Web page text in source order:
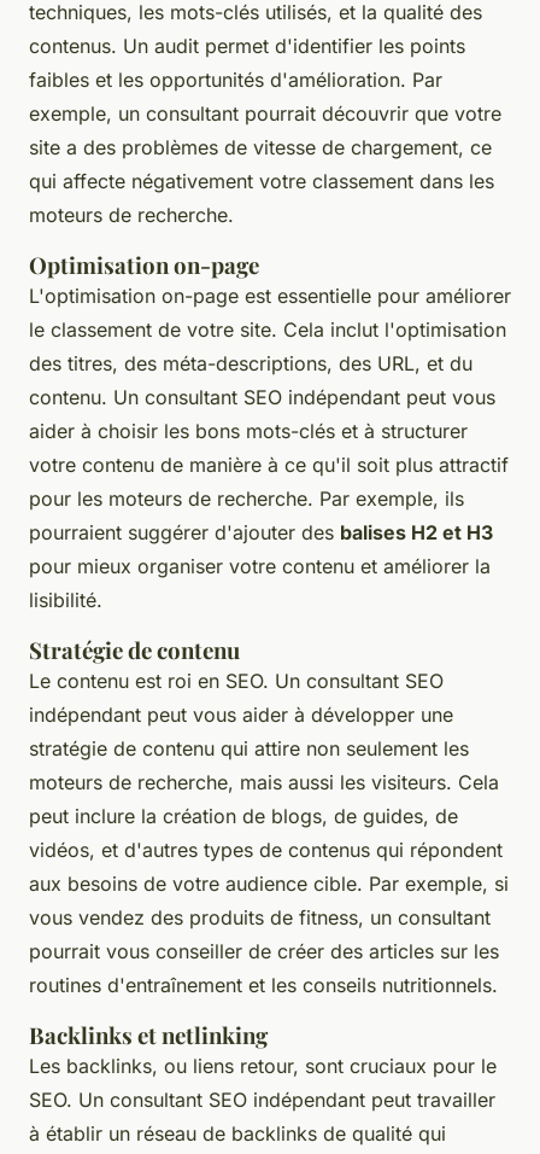
techniques, les mots-clés utilisés, et la qualité des
contenus. Un audit permet d'identifier les points
faibles et les opportunités d'amélioration. Par
exemple, un consultant pourrait découvrir que votre
site a des problèmes de vitesse de chargement, ce
qui affecte négativement votre classement dans les
moteurs de recherche.
Optimisation on-page
L'optimisation on-page est essentielle pour améliorer
le classement de votre site. Cela inclut l'optimisation
des titres, des méta-descriptions, des URL, et du
contenu. Un consultant SEO indépendant peut vous
aider à choisir les bons mots-clés et à structurer
votre contenu de manière à ce qu'il soit plus attractif
pour les moteurs de recherche. Par exemple, ils
pourraient suggérer d'ajouter des balises H2 et H3
pour mieux organiser votre contenu et améliorer la
lisibilité.
Stratégie de contenu
Le contenu est roi en SEO. Un consultant SEO
indépendant peut vous aider à développer une
stratégie de contenu qui attire non seulement les
moteurs de recherche, mais aussi les visiteurs. Cela
peut inclure la création de blogs, de guides, de
vidéos, et d'autres types de contenus qui répondent
aux besoins de votre audience cible. Par exemple, si
vous vendez des produits de fitness, un consultant
pourrait vous conseiller de créer des articles sur les
routines d'entraînement et les conseils nutritionnels.
Backlinks et netlinking
Les backlinks, ou liens retour, sont cruciaux pour le
SEO. Un consultant SEO indépendant peut travailler
à établir un réseau de backlinks de qualité qui